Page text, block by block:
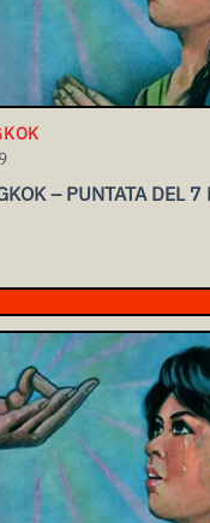
– PUNTATA DEL 7